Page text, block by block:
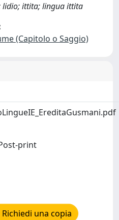
lidio; ittita; lingua ittita
(Capitolo o Saggio)
print
Richiedi una copia